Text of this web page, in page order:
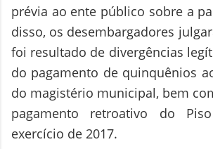
prévia ao ente público sobre a
disso, os desembargadores
foi resultado de divergências
do pagamento de quinquênios
do magistério municipal, bem
pagamento retroativo do
exercício de 2017.